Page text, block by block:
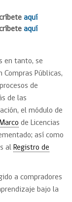
aquí
aquí
en tanto, se
Públicas,
de
de las
el módulo de
de Licencias
así como
al Registro de
a compradores
bajo la